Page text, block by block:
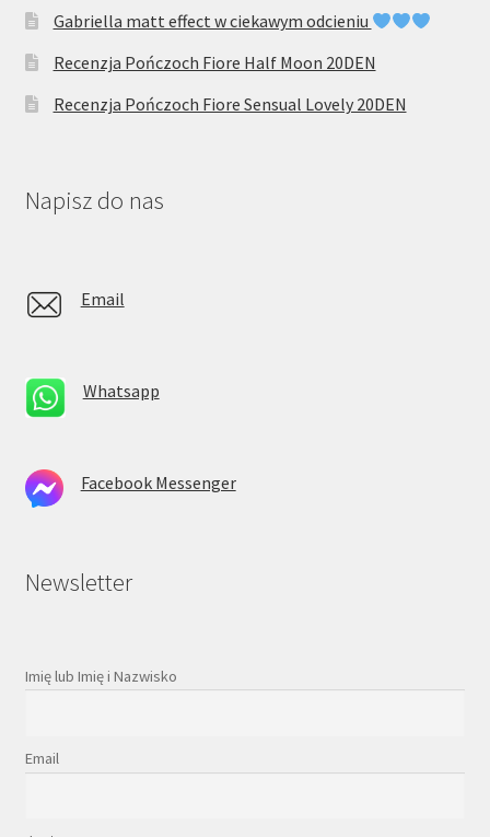
Gabriella matt effect w ciekawym odcieniu
Recenzja Pończoch Fiore Half Moon 20DEN
Recenzja Pończoch Fiore Sensual Lovely 20DEN
Napisz do nas
Email
Whatsapp
Facebook Messenger
Newsletter
Imię lub Imię i Nazwisko
Email